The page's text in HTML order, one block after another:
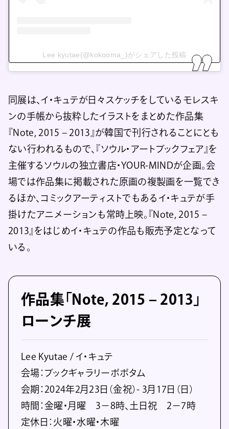
Lee kyutae(@kokooma_)がシェアした投稿
同展は、イ・キュテが日々スケッチをしているモレスキ
ンの手帳から抜粋したイラストをまとめた作品集
『Note, 2015 – 2013』が韓国で刊行されることにとも
ない行われるもので、『ソウル・アートブックフェア』を
主催するソウルの独立書店・YOUR-MINDが企画。会
場では作品集に掲載された原画の複製画を一覧でき
るほか、コミックアーティストでもあるイ・キュテが手
掛けたアニメーションも常時上映。『Note, 2015 –
2013』をはじめイ・キュテの作品も販売予定となって
いる。
作品集「Note, 2015 – 2013」
ローンチ展
Lee Kyutae / イ・キュテ
会場：ブックギャラリーポポタム
会期：2024年2月23日（金祝）- 3月17日（日）
時間：金曜・月曜 3−8時、土日祝 2−7時
定休日：火曜・水曜・木曜